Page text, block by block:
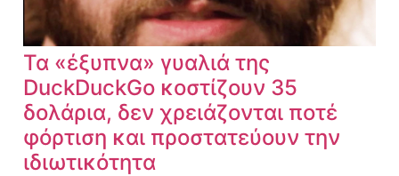
Τα «έξυπνα» γυαλιά της
DuckDuckGo κοστίζουν 35
δολάρια, δεν χρειάζονται ποτέ
φόρτιση και προστατεύουν την
ιδιωτικότητα